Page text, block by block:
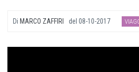
Di MARCO ZAFFIRI del 08-10-2017